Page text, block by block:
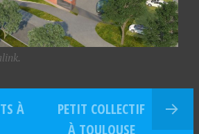
À
PETIT COLLECTIF
À TOULOUSE